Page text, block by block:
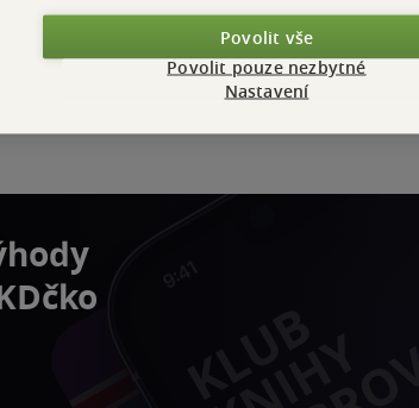
Povolit vše
Povolit pouze nezbytné
Nastavení